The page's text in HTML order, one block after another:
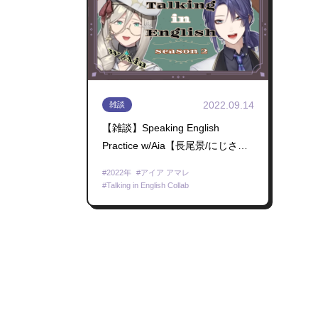
雑談 2022.09.14
【雑談】Speaking English
Practice w/Aia【長尾景/にじさん
2022年
アイア アマレ
Talking in English Collab